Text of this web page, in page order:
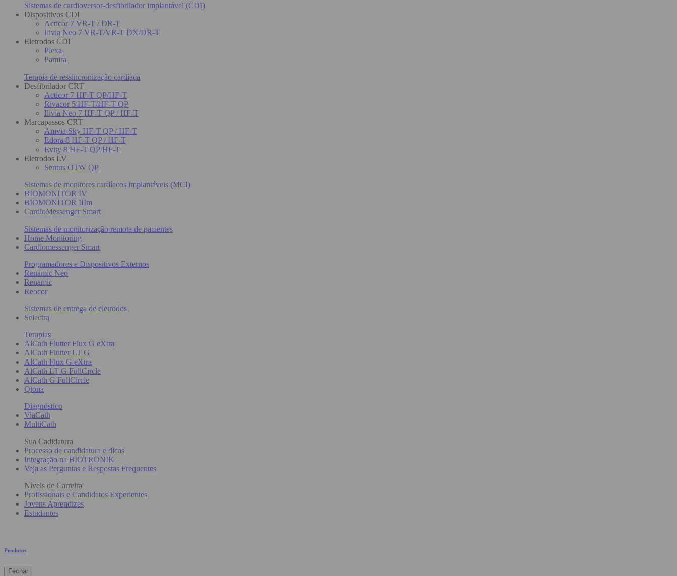
Sistemas de cardioversor-desfibrilador implantável (CDI)
Dispositivos CDI
Acticor 7 VR-T / DR-T
Ilivia Neo 7 VR-T/VR-T DX/DR-T
Eletrodos CDI
Plexa
Pamira
Terapia de ressincronização cardíaca
Desfibrilador CRT
Acticor 7 HF-T QP/HF-T
Rivacor 5 HF-T/HF-T QP
Ilivia Neo 7 HF-T QP / HF-T
Marcapassos CRT
Amvia Sky HF-T QP / HF-T
Edora 8 HF-T QP / HF-T
Evity 8 HF-T QP/HF-T
Eletrodos LV
Sentus OTW QP
Sistemas de monitores cardíacos implantáveis (MCI)
BIOMONITOR IV
BIOMONITOR IIIm
CardioMessenger Smart
Sistemas de monitorização remota de pacientes
Home Monitoring
Cardiomessenger Smart
Programadores e Dispositivos Externos
Renamic Neo
Renamic
Reocor
Sistemas de entrega de eletrodos
Selectra
Terapias
AlCath Flutter Flux G eXtra
AlCath Flutter LT G
AlCath Flux G eXtra
AlCath LT G FullCircle
AlCath G FullCircle
Qiona
Diagnóstico
ViaCath
MultiCath
Sua Cadidatura
Processo de candidatura e dicas
Integração na BIOTRONIK
Veja as Perguntas e Respostas Frequentes
Níveis de Carreira
Profissionais e Candidatos Experientes
Jovens Aprendizes
Estudantes
Produtos
Fechar